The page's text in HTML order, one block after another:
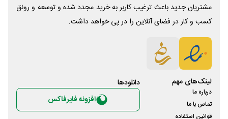
مشتریان جدید باعث ترغیب کاربر به خرید مجدد شده و توسعه و رونق
کسب و کار در فضای آنلاین را در پی خواهد داشت.
لینک‌های مهم
درباره ما
تماس با ما
قوانین استفاده
دانلود‌ها
افزونه فایرفاکس